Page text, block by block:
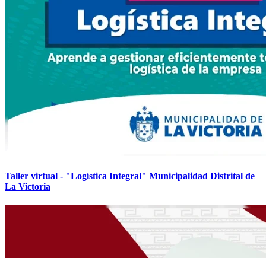
Taller virtual - "Logística Integral" Municipalidad Distrital de
La Victoria